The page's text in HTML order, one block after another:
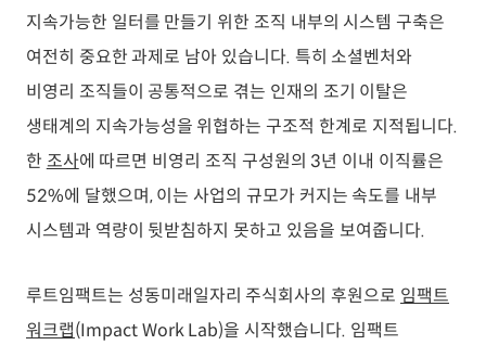
지속가능한 일터를 만들기 위한 조직 내부의 시스템 구축은
여전히 중요한 과제로 남아 있습니다. 특히 소셜벤처와
비영리 조직들이 공통적으로 겪는 인재의 조기 이탈은
생태계의 지속가능성을 위협하는 구조적 한계로 지적됩니다.
한 조사에 따르면 비영리 조직 구성원의 3년 이내 이직률은
52%에 달했으며, 이는 사업의 규모가 커지는 속도를 내부
시스템과 역량이 뒷받침하지 못하고 있음을 보여줍니다.
루트임팩트는 성동미래일자리 주식회사의 후원으로 임팩트
워크랩(Impact Work Lab)을 시작했습니다. 임팩트